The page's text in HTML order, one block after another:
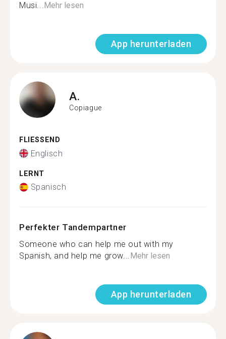
Musi...Mehr lesen
App herunterladen
A.
Copiague
FLIESSEND
Englisch
LERNT
Spanisch
Perfekter Tandempartner
Someone who can help me out with my
Spanish, and help me grow...Mehr lesen
App herunterladen